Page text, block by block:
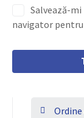
Salvează-
navigator